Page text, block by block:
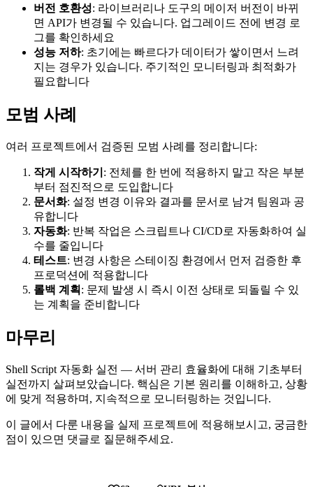
버전 호환성: 라이브러리나 도구의 메이저 버전이 바뀌
면 API가 변경될 수 있습니다. 업그레이드 전에 변경 로
그를 확인하세요
성능 저하: 초기에는 빠르다가 데이터가 쌓이면서 느려
지는 경우가 있습니다. 주기적인 모니터링과 최적화가
필요합니다
모범 사례
여러 프로젝트에서 검증된 모범 사례를 정리합니다:
작게 시작하기 : 전체를 한 번에 적용하지 말고 작은 부분
부터 점진적으로 도입합니다
문서화: 설정 변경 이유와 결과를 문서로 남겨 팀원과 공
유합니다
자동화: 반복 작업은 스크립트나 CI/CD로 자동화하여 실
수를 줄입니다
테스트: 변경 사항은 스테이징 환경에서 먼저 검증한 후
프로덕션에 적용합니다
롤백 계획 : 문제 발생 시 즉시 이전 상태로 되돌릴 수 있
는 계획을 준비합니다
마무리
Shell Script 자동화 실전 — 서버 관리 효율화에 대해 기초부터
실전까지 살펴보았습니다. 핵심은 기본 원리를 이해하고, 상황
에 맞게 적용하며, 지속적으로 모니터링하는 것입니다.
이 글에서 다룬 내용을 실제 프로젝트에 적용해보시고, 궁금한
점이 있으면 댓글로 질문해주세요.